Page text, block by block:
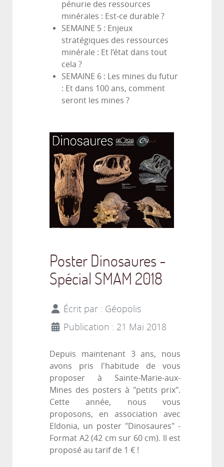
pénurie des ressources
minérales : Est-ce durable ?
SEMAINE 5 : Enjeux
stratégiques des ressources
minérale : Et l’état dans tout
cela ?
SEMAINE 6 : Les mines du futur
: Et dans 100 ans, comment
seront les mines ?
Poster Dinosaures -
Spécial SMAM 2018
Écrit par : Géopolis
Publication : 21 Mai 2018
Depuis maintenant 3 ans, nous
avons pris l'habitude de vous
proposer à Sainte-Marie-aux-
Mines des posters à "petits prix".
Cette année, nous vous
proposons, en association avec
Eldonia, un poster "Dinosaures" -
Format A2 (42 cm sur 60 cm). ll est
proposé au tarif de 1 € !